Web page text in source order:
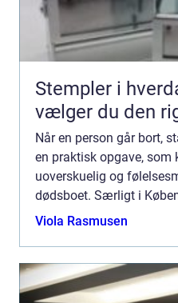
Stempler i
vælger du den
Når en person går bort,
en praktisk opgave, som
uoverskuelig og
dødsboet. Særligt i
er tæt møbleret, og hvor
Viola Rasmusen